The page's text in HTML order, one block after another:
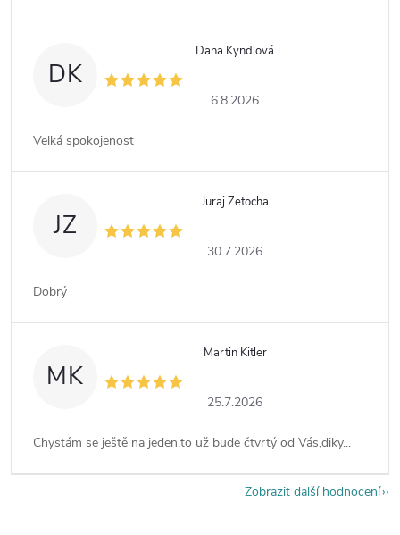
DK
Dana Kyndlová
6.8.2026
Velká spokojenost
JZ
Juraj Zetocha
30.7.2026
Dobrý
MK
Martin Kitler
25.7.2026
Chystám se ještě na jeden,to už bude čtvrtý od Vás,diky...
Zobrazit další hodnocení